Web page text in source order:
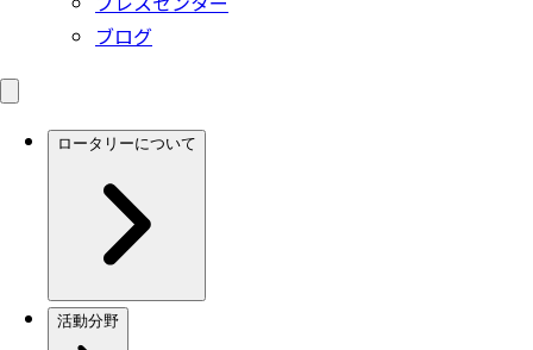
ブログ
ロータリーについて
活動分野